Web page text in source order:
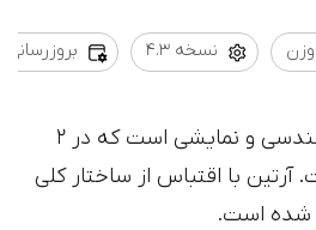
نسخه 4.3 بروزرسانی 1402/11/09
یک تایپ فیس هندسی و نمایشی است که در ۲
با اقتباس از ساختار کلی
شده است.